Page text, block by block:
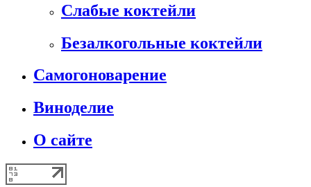
Слабые коктейли
Безалкогольные коктейли
Самогоноварение
Виноделие
О сайте